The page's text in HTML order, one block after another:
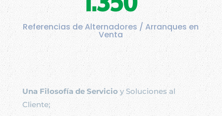
Referencias de Alternadores / Arranques en
Venta
Una Filosofía de Servicioy Soluciones al
Cliente;